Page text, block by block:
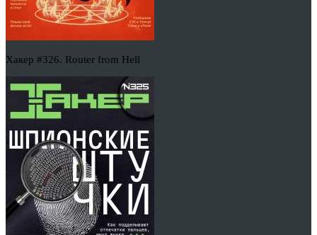
Хакер #326. Router from Hell